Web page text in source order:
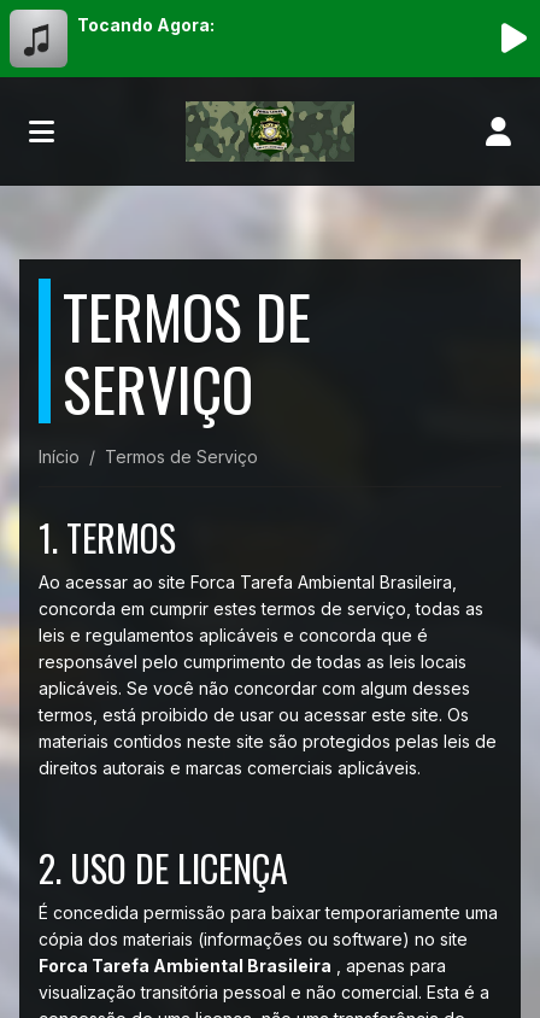
Tocando Agora:
TERMOS DE
SERVIÇO
Início Termos de Serviço
1. TERMOS
Ao acessar ao site Forca Tarefa Ambiental Brasileira,
concorda em cumprir estes termos de serviço, todas as
leis e regulamentos aplicáveis ​​e concorda que é
responsável pelo cumprimento de todas as leis locais
aplicáveis. Se você não concordar com algum desses
termos, está proibido de usar ou acessar este site. Os
materiais contidos neste site são protegidos pelas leis de
direitos autorais e marcas comerciais aplicáveis.
2. USO DE LICENÇA
É concedida permissão para baixar temporariamente uma
cópia dos materiais (informações ou software) no site
Forca Tarefa Ambiental Brasileira , apenas para
visualização transitória pessoal e não comercial. Esta é a